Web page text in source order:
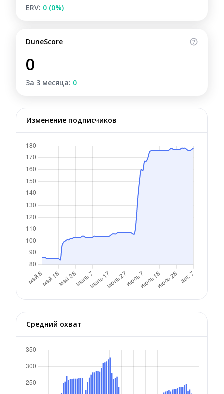
ERV: 0 (0%)
DuneScore
0
За 3 месяца: 0
Изменение подписчиков
Средний охват